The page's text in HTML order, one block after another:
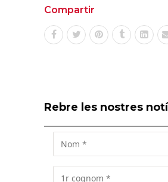
Compartir
Rebre les nostres